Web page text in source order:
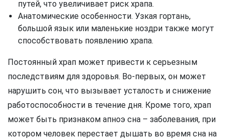
путей, что увеличивает риск храпа.
Анатомические особенности. Узкая гортань,
большой язык или маленькие ноздри также могут
способствовать появлению храпа.
Постоянный храп может привести к серьезным
последствиям для здоровья. Во-первых, он может
нарушить сон, что вызывает усталость и снижение
работоспособности в течение дня. Кроме того, храп
может быть признаком апноэ сна – заболевания, при
котором человек перестает дышать во время сна на